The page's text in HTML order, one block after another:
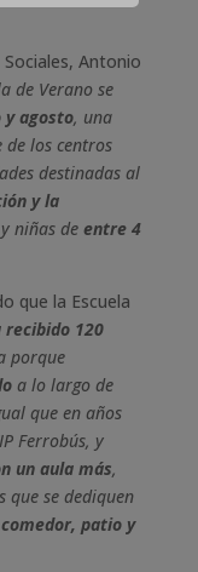
Antonio
de Verano se
y agosto, una
de los centros
destinadas al
y la
niñas de entre 4
que la Escuela
recibido 120
porque
a lo largo de
que en años
Ferrobús, y
un aula más,
que se dediquen
patio y